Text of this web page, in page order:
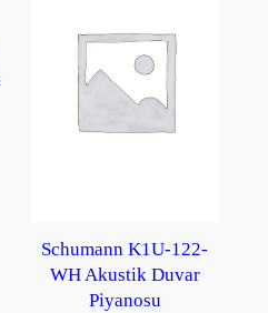
Schumann K1U-122-
WH Akustik Duvar
Piyanosu